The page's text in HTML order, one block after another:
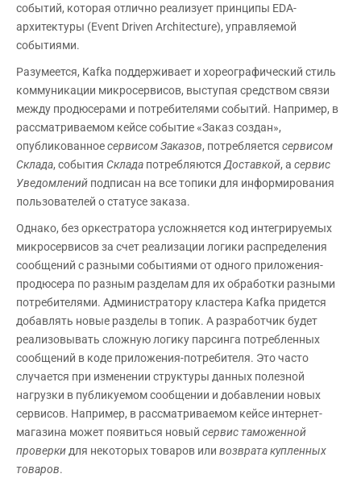
событий, которая отлично реализует принципы EDA-
архитектуры (Event Driven Architecture), управляемой
событиями.
Разумеется, Kafka поддерживает и хореографический стиль
коммуникации микросервисов, выступая средством связи
между продюсерами и потребителями событий. Например, в
рассматриваемом кейсе событие «Заказ создан»,
опубликованноесервисом Заказов, потребляется сервисом
Склада, события Склада потребляютсяДоставкой, а сервис
Уведомлений подписан на все топики для информирования
пользователей о статусе заказа.
Однако, без оркестратора усложняется код интегрируемых
микросервисов за счет реализации логики распределения
сообщений с разными событиями от одного приложения-
продюсера по разным разделам для их обработки разными
потребителями. Администратору кластера Kafka придется
добавлять новые разделы в топик. А разработчик будет
реализовывать сложную логику парсинга потребленных
сообщений в коде приложения-потребителя. Это часто
случается при изменении структуры данных полезной
нагрузки в публикуемом сообщении и добавлении новых
сервисов. Например, в рассматриваемом кейсе интернет-
магазина может появиться новый сервис таможенной
проверкидля некоторых товаров или возврата купленных
товаров.